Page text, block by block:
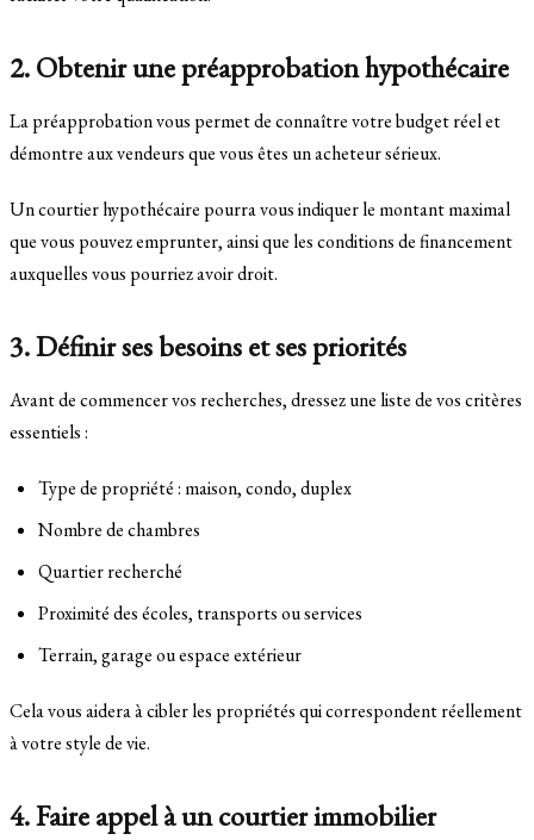
2. Obtenir une préapprobation hypothécaire
La préapprobation vous permet de connaître votre budget réel et
démontre aux vendeurs que vous êtes un acheteur sérieux.
Un courtier hypothécaire pourra vous indiquer le montant maximal
que vous pouvez emprunter, ainsi que les conditions de financement
auxquelles vous pourriez avoir droit.
3. Définir ses besoins et ses priorités
Avant de commencer vos recherches, dressez une liste de vos critères
essentiels :
Type de propriété : maison, condo, duplex
Nombre de chambres
Quartier recherché
Proximité des écoles, transports ou services
Terrain, garage ou espace extérieur
Cela vous aidera à cibler les propriétés qui correspondent réellement
à votre style de vie.
4. Faire appel à un courtier immobilier